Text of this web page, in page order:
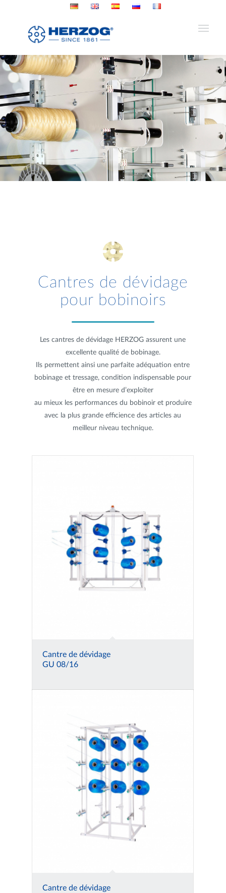
Cantres de dévidage
pour bobinoirs
Les cantres de dévidage HERZOG assurent une
excellente qualité de bobinage.
Ils permettent ainsi une parfaite adéquation entre
bobinage et tressage, condition indispensable pour
être en mesure d’exploiter
au mieux les performances du bobinoir et produire
avec la plus grande efficience des articles au
meilleur niveau technique.
Cantre de dévidage
GU 08/16
Cantre de dévidage